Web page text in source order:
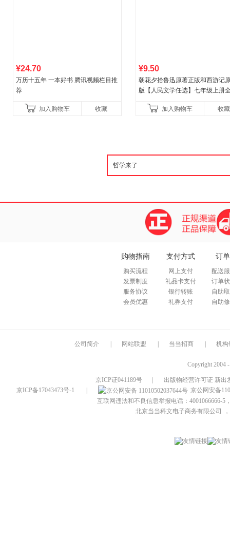
¥24.70
万历十五年 一本好书 腾讯视频栏目推
荐
加入购物车 收藏
¥9.50
朝花夕拾鲁迅原著正版和西游记
版【人民文学任选】七年级上册
中名著语文书目初一课外阅
加入购物车 收藏
购物指南
购买流程
发票制度
服务协议
会员优惠
支付方式
网上支付
礼品卡支付
银行转账
礼券支付
订
配送
订单
自助
自助
公司简介 网站联盟 当当招商 机构
Copyright 2004
京ICP证041189号
出版物经营许可证 新出
京ICP备17043473号-1
京公网安备
互联网违法和不良信息举报电话：4001066666-5
北京当当科文电子商务有限公司